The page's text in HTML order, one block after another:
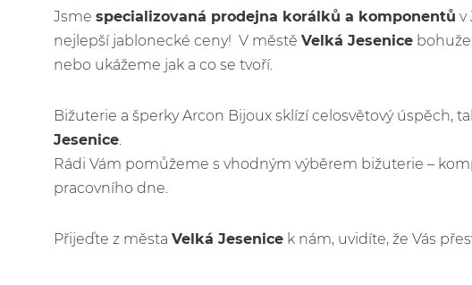
Jsme specializovaná prodejna korálků a komponentů v
nejlepší jablonecké ceny! V městě Velká Jesenice
nebo ukážeme jak a co se tvoří.
Bižuterie a šperky Arcon Bijoux sklízí celosvětový úspěch,
Jesenice.
Rádi Vám pomůžeme s vhodným výběrem bižuterie –
pracovního dne.
Přijeďte z města Velká Jesenice k nám, uvidíte, že Vás